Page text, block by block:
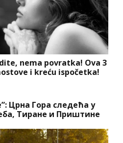
nema povratka! Ova 3
i kreću ispočetka!
Црна Гора следећа у
Тиране и Приштине